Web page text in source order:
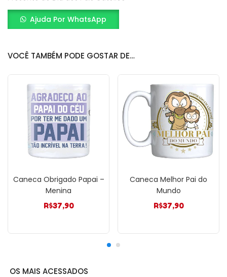
Ajuda Por WhatsApp
VOCÊ TAMBÉM PODE GOSTAR DE…
Caneca Obrigado Papai –
Menina
R$37,90
Caneca Melhor Pai do
Mundo
R$37,90
OS MAIS ACESSADOS